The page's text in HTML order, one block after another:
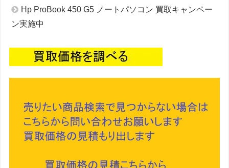
Hp ProBook 450 G5 ノートパソコン 買取キャンペー
ン実施中